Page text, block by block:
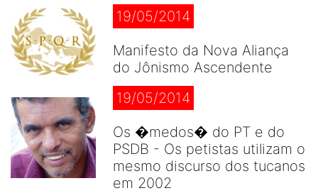
19/05/2014
Manifesto da Nova Aliança
do Jônismo Ascendente
19/05/2014
Os �medos� do PT e do
PSDB - Os petistas utilizam o
mesmo discurso dos tucanos
em 2002